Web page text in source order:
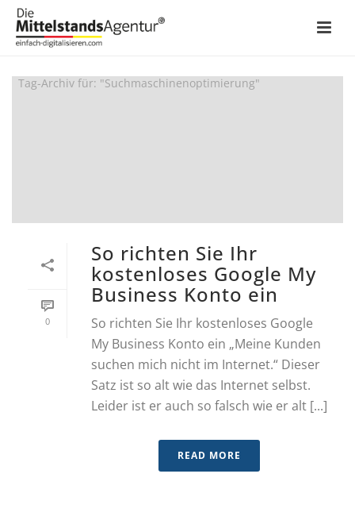
ARCHIVES
Tag-Archiv für: "Suchmaschinenoptimierung"
0
So richten Sie Ihr
kostenloses Google My
Business Konto ein
So richten Sie Ihr kostenloses Google
My Business Konto ein „Meine Kunden
suchen mich nicht im Internet.“ Dieser
Satz ist so alt wie das Internet selbst.
Leider ist er auch so falsch wie er alt [...]
READ MORE